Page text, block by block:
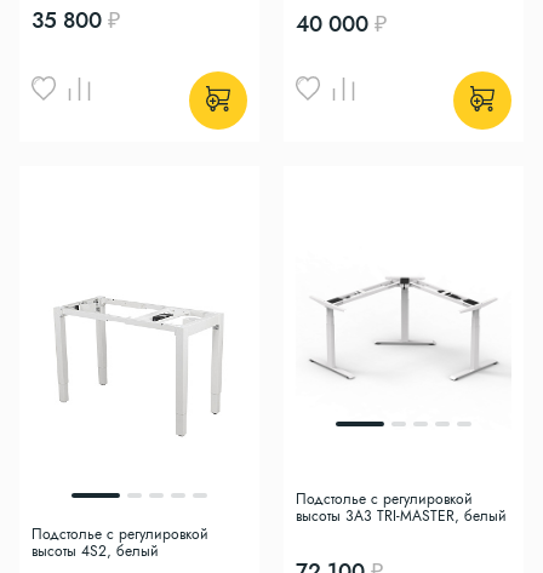
35 800 40 000
Подстолье с регулировкой
высоты 4S2, белый
Подстолье с регулировкой
высоты 3A3 TRI-MASTER, белый